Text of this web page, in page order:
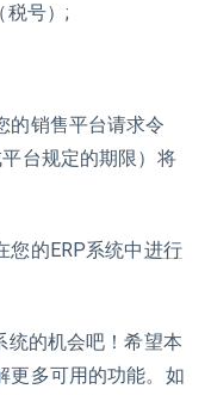
税号）;
的销售平台请求令
台规定的期限）将
您的ERP系统中进行
统的机会吧！希望本
更多可用的功能。如